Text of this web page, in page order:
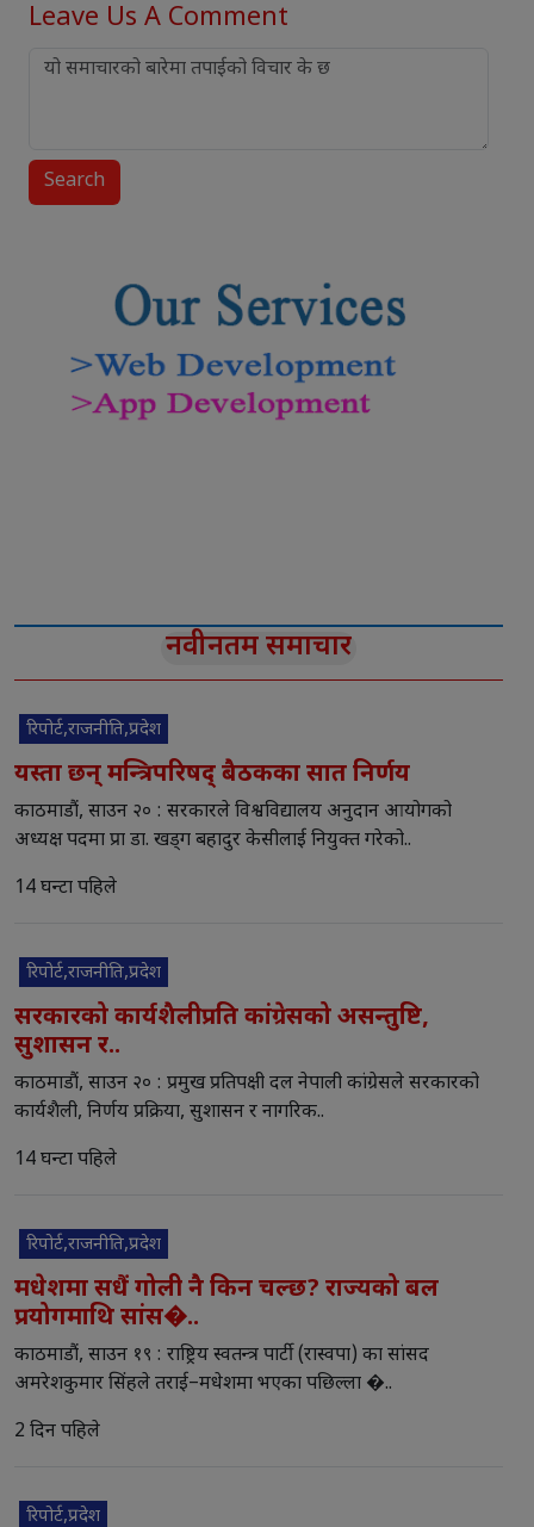
Leave Us A Comment
Search
नवीनतम समाचार
रिपोर्ट,राजनीति,प्रदेश
यस्ता छन् मन्त्रिपरिषद् बैठकका सात निर्णय
काठमाडौं, साउन २० : सरकारले विश्वविद्यालय अनुदान आयोगको
अध्यक्ष पदमा प्रा डा. खड्ग बहादुर केसीलाई नियुक्त गरेको..
14 घन्टा पहिले
रिपोर्ट,राजनीति,प्रदेश
सरकारको कार्यशैलीप्रति कांग्रेसको असन्तुष्टि,
सुशासन र..
काठमाडौं, साउन २० : प्रमुख प्रतिपक्षी दल नेपाली कांग्रेसले सरकारको
कार्यशैली, निर्णय प्रक्रिया, सुशासन र नागरिक..
14 घन्टा पहिले
रिपोर्ट,राजनीति,प्रदेश
मधेशमा सधैं गोली नै किन चल्छ? राज्यको बल
प्रयोगमाथि सांस�..
काठमाडौं, साउन १९ : राष्ट्रिय स्वतन्त्र पार्टी (रास्वपा) का सांसद
अमरेशकुमार सिंहले तराई–मधेशमा भएका पछिल्ला �..
2 दिन पहिले
रिपोर्ट,प्रदेश